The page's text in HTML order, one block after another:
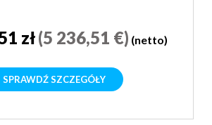
zł(5 236,51 €) (netto)
SPRAWDŹ SZCZEGÓŁY